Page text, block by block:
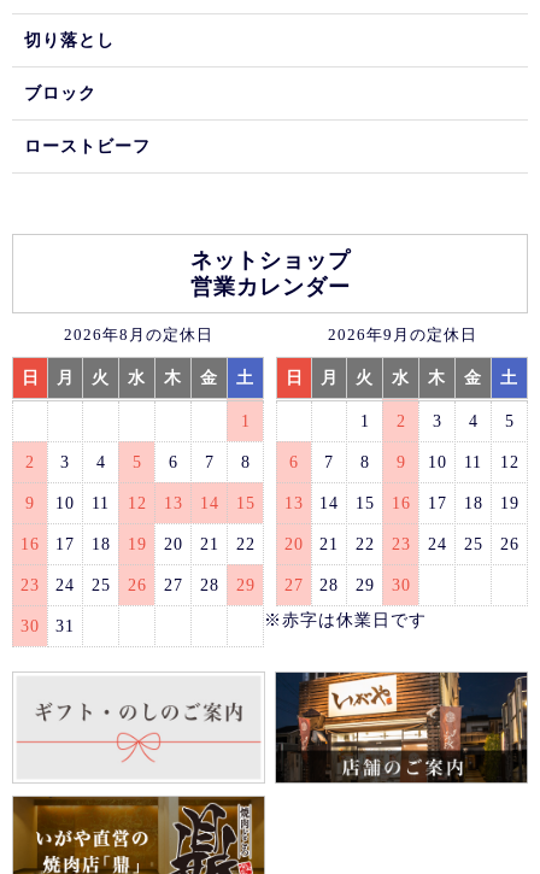
切り落とし
ブロック
ローストビーフ
ネットショップ
営業カレンダー
2026年8月の定休日
日 月 火 水 木 金 土
1
2 3 4 5 6 7 8
9 10 11 12 13 14 15
16 17 18 19 20 21 22
23 24 25 26 27 28 29
30 31
2026年9月の定休日
日 月 火 水 木 金 土
1 2 3 4 5
6 7 8 9 10 11 12
13 14 15 16 17 18 19
20 21 22 23 24 25 26
27 28 29
30
※赤字は休業日です